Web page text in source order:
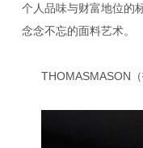
个人品味与财富地位的
念念不忘的面料艺术。
THOMASMASON（